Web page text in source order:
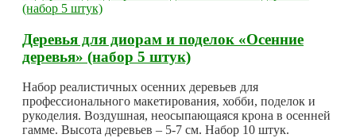
Деревья для диорам и поделок «Осенние
деревья» (набор 5 штук)
Набор реалистичных осенних деревьев для
профессионального макетирования, хобби, поделок и
рукоделия. Воздушная, неосыпающаяся крона в осенней
гамме. Высота деревьев – 5-7 см. Набор 10 штук.